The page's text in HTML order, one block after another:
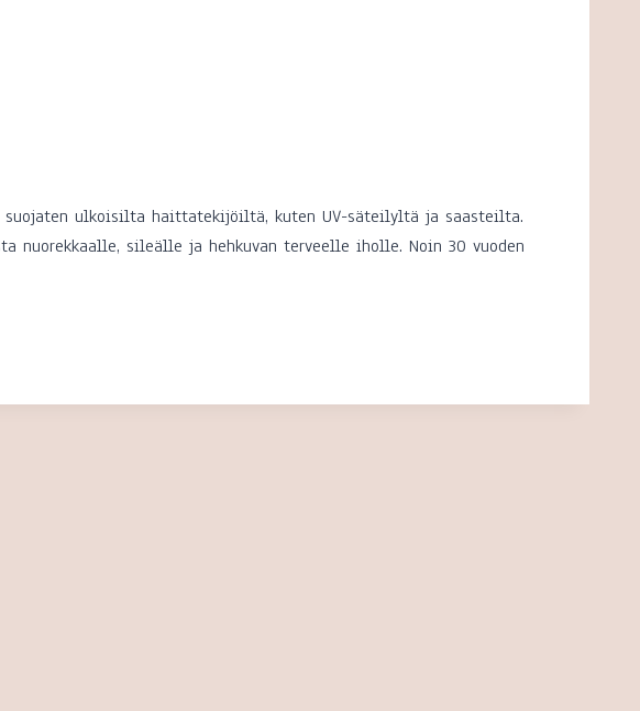
ulkoisilta haittatekijöiltä, kuten UV-säteilyltä ja saasteilta.
sileälle ja hehkuvan terveelle iholle. Noin 30 vuoden